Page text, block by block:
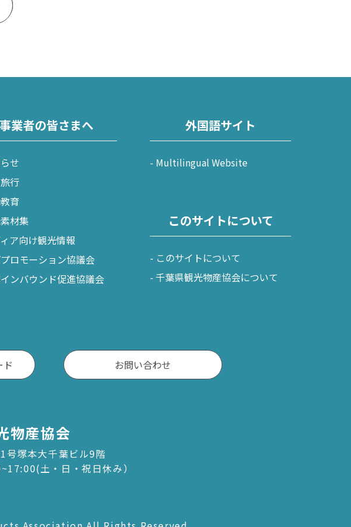
事業者の皆さまへ
せ
行
育
材集
ア向け観光情報
ロモーション協議会
ンバウンド促進協議会
外国語サイト
Multilingual Website
このサイトについて
このサイトについて
千葉県観光物産協会について
お問い合わせ
物産協会
塚本大千葉ビル9階
土・日・祝日休み）